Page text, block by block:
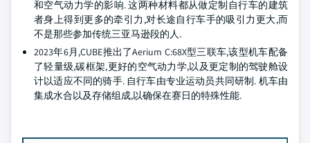
和空气动力学的影响. 这两种材料都从做定制自行车的建筑
者身上得到更多的牵引力,对长途自行车手的吸引力更大,而
不是那些参加传统三亚马逊段的人.
2023年6月,CUBE推出了Aerium C:68X型三联车,该型机车配备
了轻量级,碳框架,更好的空气动力学,以及更定制的驾驶舱设
计以适应不同的骑手. 自行车由专业运动员共同研制. 机车由
集成水合以及存储组成,以确保在赛日的特殊性能.